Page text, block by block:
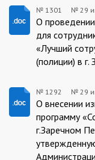
1301/29.07.2025
№ 1301 № 29
О проведении
для
«Лучший
(полиции) в
1292/
№ 1292 № 29
О внесении
программу
г.Заречном